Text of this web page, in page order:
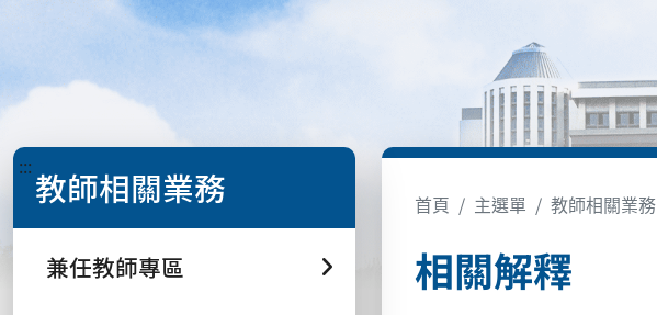
::: 教師相關業務
兼任教師專區
首頁 主選單 教師相關業務
相關解釋